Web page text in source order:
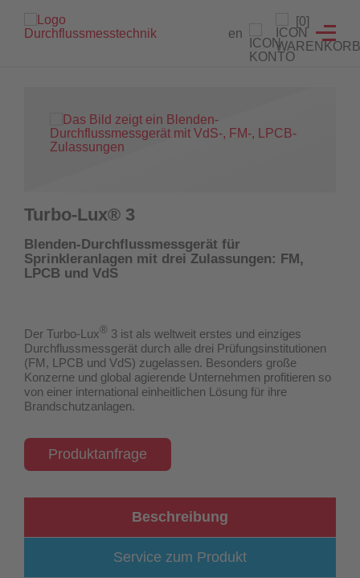
en
[0]
Turbo-Lux® 3
Blenden-Durchflussmessgerät für
Sprinkleranlagen mit drei Zulassungen: FM,
LPCB und VdS
Der Turbo-Lux® 3 ist als weltweit erstes und einziges
Durchflussmessgerät durch alle drei Prüfungsinstitutionen
(FM, LPCB und VdS) zugelassen. Besonders große
Konzerne und global agierende Unternehmen profitieren so
von einer international einheitlichen Lösung für ihre
Brandschutzanlagen.
Produktanfrage
Beschreibung
Service zum Produkt
Hydrantenprüfgerät Löschwasserversorgung
Wandhydrantenprüfgerät
Durchflussmessgeräte für Sprinkleranlagen
Hydrantenprüfgeräte für die Löschwasserversorgung
UW3 Serie Überwachungsschalter
Maschinistenausbildung
Wartung und Reparatur
Zertifikatsgenerator